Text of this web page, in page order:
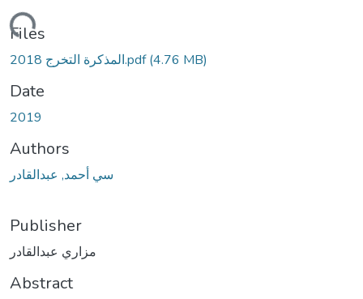
Files
المذكرة التخرج 2018.pdf(4.76 MB)
Date
2019
Authors
سي أحمد, عبدالقادر
Publisher
مزاري عبدالقادر
Abstract